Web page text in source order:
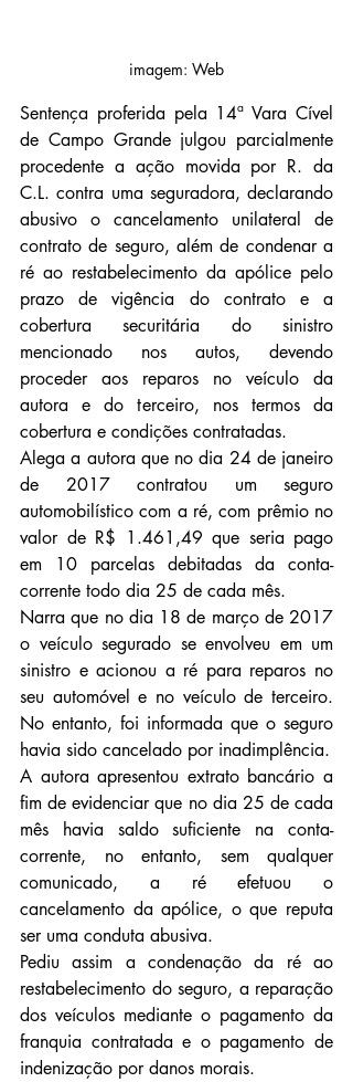
imagem: Web
Sentença proferida pela 14ª Vara Cível
de Campo Grande julgou parcialmente
procedente a ação movida por R. da
C.L. contra uma seguradora, declarando
abusivo o cancelamento unilateral de
contrato de seguro, além de condenar a
ré ao restabelecimento da apólice pelo
prazo de vigência do contrato e a
cobertura securitária do sinistro
mencionado nos autos, devendo
proceder aos reparos no veículo da
autora e do terceiro, nos termos da
cobertura e condições contratadas.
Alega a autora que no dia 24 de janeiro
de 2017 contratou um seguro
automobilístico com a ré, com prêmio no
valor de R$ 1.461,49 que seria pago
em 10 parcelas debitadas da conta-
corrente todo dia 25 de cada mês.
Narra que no dia 18 de março de 2017
o veículo segurado se envolveu em um
sinistro e acionou a ré para reparos no
seu automóvel e no veículo de terceiro.
No entanto, foi informada que o seguro
havia sido cancelado por inadimplência.
A autora apresentou extrato bancário a
fim de evidenciar que no dia 25 de cada
mês havia saldo suficiente na conta-
corrente, no entanto, sem qualquer
comunicado, a ré efetuou o
cancelamento da apólice, o que reputa
ser uma conduta abusiva.
Pediu assim a condenação da ré ao
restabelecimento do seguro, a reparação
dos veículos mediante o pagamento da
franquia contratada e o pagamento de
indenização por danos morais.